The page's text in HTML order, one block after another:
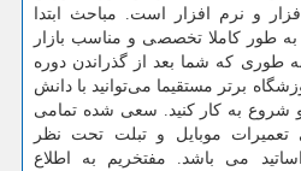
و نرم افزار است. مباحث ابتدا
طور کاملا تخصصی و مناسب بازار
طوری که شما بعد از گذراندن دوره
برتر مستقیما می‌توانید با دانش
و شروع به کار کنید. سعی شده تمامی
موبایل و تبلت تحت نظر
می باشد. مفتخریم به اطلاع